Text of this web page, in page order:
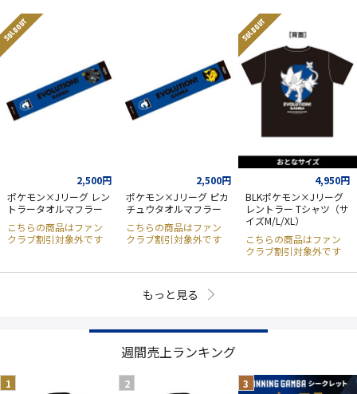
SOLD OUT
2,500円
ポケモン×Jリーグ レン
トラータオルマフラー
こちらの商品はファン
クラブ割引対象外です
2,500円
ポケモン×Jリーグ ピカ
チュウタオルマフラー
こちらの商品はファン
クラブ割引対象外です
SOLD OUT
4,950円
BLKポケモン×Jリーグ
レントラー Tシャツ（サ
イズM/L/XL）
こちらの商品はファン
クラブ割引対象外です
もっと見る
週間売上ランキング